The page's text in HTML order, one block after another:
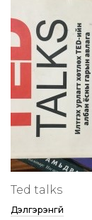
Ted talks
Дэлгэрэнгүй